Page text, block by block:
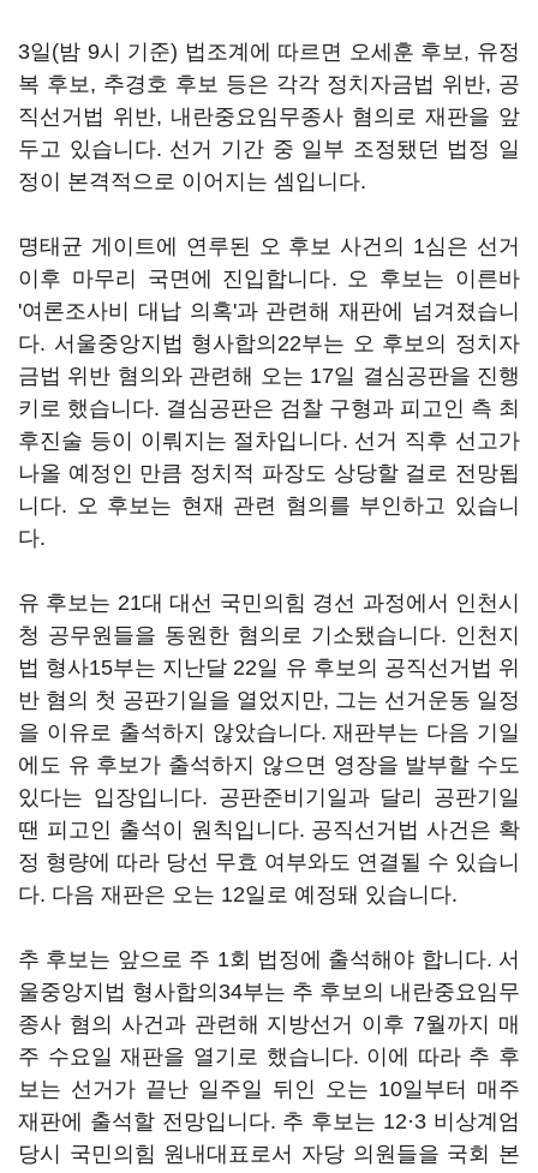
3일(밤 9시 기준) 법조계에 따르면 오세훈 후보, 유정
복 후보, 추경호 후보 등은 각각 정치자금법 위반, 공
직선거법 위반, 내란중요임무종사 혐의로 재판을 앞
두고 있습니다. 선거 기간 중 일부 조정됐던 법정 일
정이 본격적으로 이어지는 셈입니다.
명태균 게이트에 연루된 오 후보 사건의 1심은 선거
이후 마무리 국면에 진입합니다. 오 후보는 이른바
'여론조사비 대납 의혹'과 관련해 재판에 넘겨졌습니
다. 서울중앙지법 형사합의22부는 오 후보의 정치자
금법 위반 혐의와 관련해 오는 17일 결심공판을 진행
키로 했습니다. 결심공판은 검찰 구형과 피고인 측 최
후진술 등이 이뤄지는 절차입니다. 선거 직후 선고가
나올 예정인 만큼 정치적 파장도 상당할 걸로 전망됩
니다. 오 후보는 현재 관련 혐의를 부인하고 있습니
다.
유 후보는 21대 대선 국민의힘 경선 과정에서 인천시
청 공무원들을 동원한 혐의로 기소됐습니다. 인천지
법 형사15부는 지난달 22일 유 후보의 공직선거법 위
반 혐의 첫 공판기일을 열었지만, 그는 선거운동 일정
을 이유로 출석하지 않았습니다. 재판부는 다음 기일
에도 유 후보가 출석하지 않으면 영장을 발부할 수도
있다는 입장입니다. 공판준비기일과 달리 공판기일
땐 피고인 출석이 원칙입니다. 공직선거법 사건은 확
정 형량에 따라 당선 무효 여부와도 연결될 수 있습니
다. 다음 재판은 오는 12일로 예정돼 있습니다.
추 후보는 앞으로 주 1회 법정에 출석해야 합니다. 서
울중앙지법 형사합의34부는 추 후보의 내란중요임무
종사 혐의 사건과 관련해 지방선거 이후 7월까지 매
주 수요일 재판을 열기로 했습니다. 이에 따라 추 후
보는 선거가 끝난 일주일 뒤인 오는 10일부터 매주
재판에 출석할 전망입니다. 추 후보는 12·3 비상계엄
당시 국민의힘 원내대표로서 자당 의원들을 국회 본